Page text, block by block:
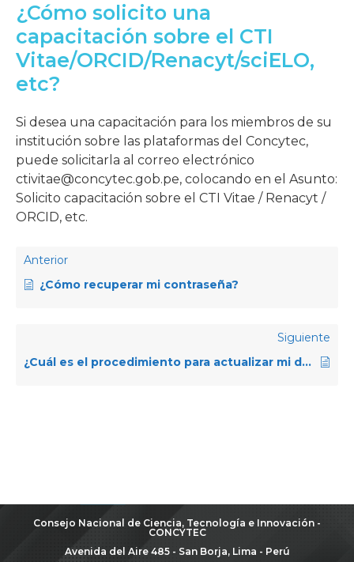
¿Cómo solicito una
capacitación sobre el CTI
Vitae/ORCID/Renacyt/sciELO,
etc?
Si desea una capacitación para los miembros de su
institución sobre las plataformas del Concytec,
puede solicitarla al correo electrónico
ctivitae@concytec.gob.pe, colocando en el Asunto:
Solicito capacitación sobre el CTI Vitae / Renacyt /
ORCID, etc.
Anterior
¿Cómo recuperar mi contraseña?
Siguiente
¿Cuál es el procedimiento para actualizar mi documento de identidad?
Consejo Nacional de Ciencia, Tecnología e Innovación -
CONCYTEC
Avenida del Aire 485 - San Borja, Lima - Perú